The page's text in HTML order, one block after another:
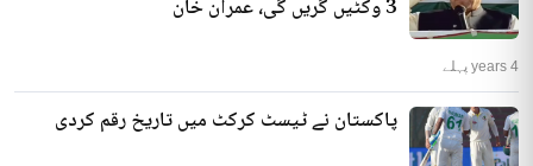
3 وکٹیں گریں گی، عمران خان
4 years پہلے
پاکستان نے ٹیسٹ کرکٹ میں تاریخ رقم کردی